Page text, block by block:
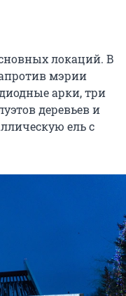
локаций. В
мэрии
арки, три
деревьев и
ель с